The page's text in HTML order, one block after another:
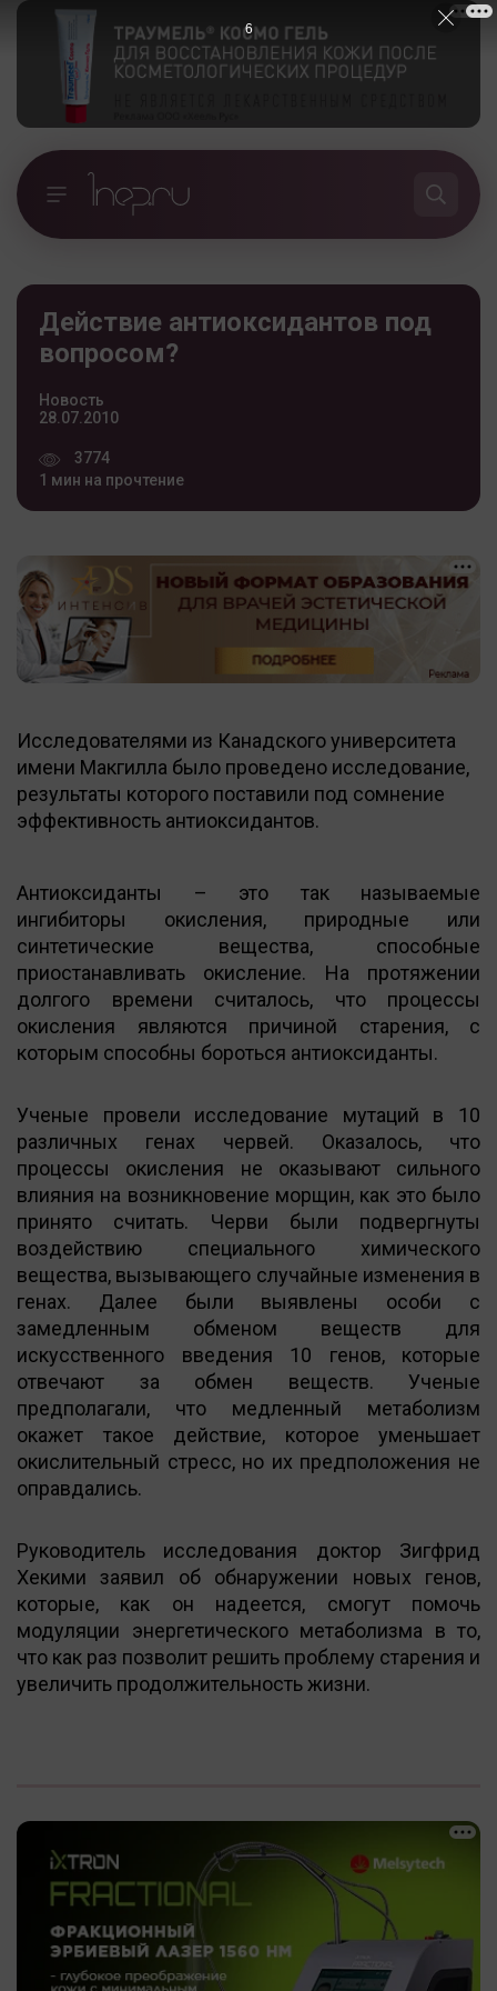
Действие антиоксидантов под
вопросом?
Новость
28.07.2010
3774
1 мин на прочтение
Исследователями из Канадского университета
имени Макгилла было проведено исследование,
результаты которого поставили под сомнение
эффективность антиоксидантов.
Антиоксиданты – это так называемые
ингибиторы окисления, природные или
синтетические вещества, способные
приостанавливать окисление. На протяжении
долгого времени считалось, что процессы
окисления являются причиной старения, с
которым способны бороться антиоксиданты.
Ученые провели исследование мутаций в 10
различных генах червей. Оказалось, что
процессы окисления не оказывают сильного
влияния на возникновение морщин, как это было
принято считать. Черви были подвергнуты
воздействию специального химического
вещества, вызывающего случайные изменения в
генах. Далее были выявлены особи с
замедленным обменом веществ для
искусственного введения 10 генов, которые
отвечают за обмен веществ. Ученые
предполагали, что медленный метаболизм
окажет такое действие, которое уменьшает
окислительный стресс, но их предположения не
оправдались.
Руководитель исследования доктор Зигфрид
Хекими заявил об обнаружении новых генов,
которые, как он надеется, смогут помочь
модуляции энергетического метаболизма в то,
что как раз позволит решить проблему старения и
увеличить продолжительность жизни.
5